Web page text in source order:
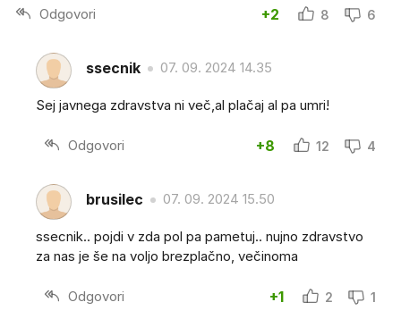
Odgovori +2 8 6
ssecnik 07. 09. 2024 14.35
Sej javnega zdravstva ni več,al plačaj al pa umri!
Odgovori +8 12 4
brusilec 07. 09. 2024 15.50
ssecnik.. pojdi v zda pol pa pametuj.. nujno zdravstvo
za nas je še na voljo brezplačno, večinoma
Odgovori +1 2 1